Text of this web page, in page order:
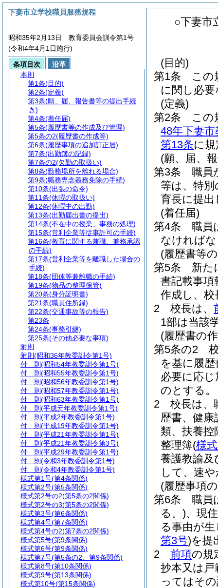
○下妻市
(目的)
第1条
この
に関し必
(定義)
第2条
この
48年下妻
第13条に
(願、届、
第3条
職員
等は、特
育長に提
(着任届)
第4条
職員
なければ
(履歴書等
第5条
新た
書記載事項
作成し、
2
校長は、
1部は当該
(履歴書の
第5条の2
を基に履歴
必要に応
のとする。
2
校長は、
歴書、健
類、扶養控
整理簿(様
養護教諭及
して、速
(履歴事項
第6条
職員
る。)、現
る事由が
第3号)を提
2
前項の規
抄本又は戸
ってはそ
下妻市立学校職員服務規程
昭和35年2月13日 教育委員会訓令第1号
(令和4年4月1日施行)
条項目次
沿革
本則
第1条(目的)
第2条(定義)
第3条(願、届、報告書等の提出手続
き)
第4条(着任届)
第5条(履歴書等の作成及び管理)
第5条の2(履歴書の作成等)
第6条(履歴事項の追加訂正届)
第7条(出勤簿の記録)
第7条の2(欠勤の取扱い)
第8条(勤務場所を離れる場合)
第9条(職務専念義務免除の手続)
第10条(出張の命令)
第11条(休暇の取扱い)
第12条(休暇中の出勤)
第13条(出勤届出書の提出)
第14条(不在中の授業、事務の処理)
第15条(営利企業等従事許可の手続)
第16条(教育に関する兼職、兼務承認
の手続)
第17条(営利企業等を離職した場合の
手続)
第18条(団体等兼離職の手続)
第19条(物品の整理保管)
第20条(身分証明書)
第21条(職員住所録)
第22条(交通事故等の報告)
第23条
第24条(事務引継)
第25条(その他必要な事項)
附則
附則 (昭和36年教委訓令第1号)
付 則 (昭和54年教委訓令第1号)
付 則 (昭和55年教委訓令第1号)
付 則 (昭和56年教委訓令第1号)
付 則 (昭和57年教委訓令第1号)
付 則 (昭和63年教委訓令第1号)
付 則 (平成元年教委訓令第1号)
付 則 (平成2年教委訓令第1号)
付 則 (平成19年教委訓令第1号)
付 則 (平成21年教委訓令第1号)
付 則 (平成21年教委訓令第3号)
付 則 (平成29年教委訓令第1号)
付 則 (令和3年教委訓令第1号)
付 則 (令和4年教委訓令第1号)
様式第1号(第4条関係)
様式第2号(第5条関係)
様式第2号の2(第5条の2関係)
様式第2号の3(第5条の2関係)
様式第3号(第6条関係)
様式第4号(第7条関係)
様式第4号の2(第7条の2関係)
様式第5号(第9条関係)
様式第6号(第9条関係)
様式第7号(第5条の2、第9条関係)
様式第8号(第10条関係)
様式第9号(第13条関係)
様式第10号(第15条関係)